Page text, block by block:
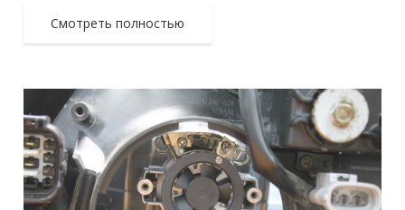
Смотреть полностью